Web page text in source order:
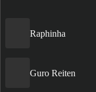
Raphinha
Guro Reiten